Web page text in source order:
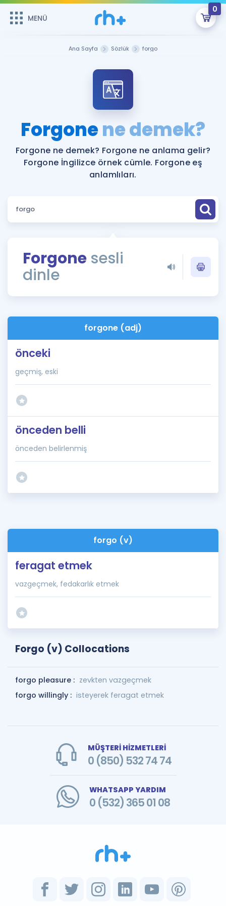
MENÜ
0
ÜYE DEĞİLİM
Sepetin Şu An Boş.
Remzi Hoca ile seni sınava hazırlayacak onlarca eğitim seni
bekliyor!
MENÜ
Katılımcı Görüşleri
Faydalı Araçlar
Sözlük
Rehberlik Aracı
ÖSYM Sınav Takvimi
İngilizce Gramer
Hakkımızda
Ana Sayfa Sözlük forgo
Forgonene demek?
Forgone ne demek? Forgone ne anlama gelir?
Forgone İngilizce örnek cümle. Forgone eş
anlamlıları.
Forgone sesli
dinle
forgone (adj)
önceki
geçmiş, eski
önceden belli
önceden belirlenmiş
forgo (v)
feragat etmek
vazgeçmek, fedakarlık etmek
Forgo (v) Collocations
forgo pleasure : zevkten vazgeçmek
forgo willingly : isteyerek feragat etmek
MÜŞTERİ HİZMETLERİ
0 (850) 532 74 74
WHATSAPP YARDIM
0 (532) 365 01 08